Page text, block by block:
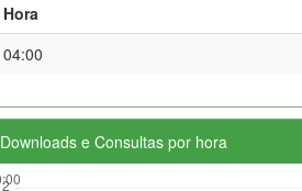
Hora
04:00
Downloads e Consultas por hora